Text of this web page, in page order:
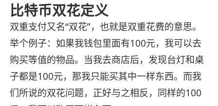
比特币双花定义
双重支付又名“双花”，也就是双重花费的意思。
举个例子：如果我钱包里面有100元，我可以去
购买等值的物品。当我去商店后，发现台灯和桌
子都是100元，那我只能买其中一样东西。而我
们所说的双花问题，正好与之相反，同样的100